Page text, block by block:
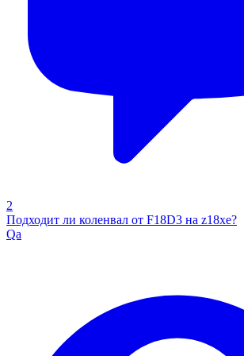
2
Подходит ли коленвал от F18D3 на z18xe?
Qa